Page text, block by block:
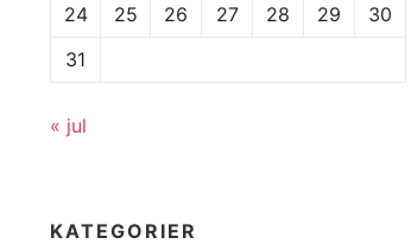
24
25 26 27 28 29
30
31
« jul
KATEGORIER